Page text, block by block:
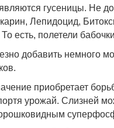
гусеницы. Не
Лепидоцид,
есть, полетели бабочки
добавить немного
приобретает
урожай. Слизней